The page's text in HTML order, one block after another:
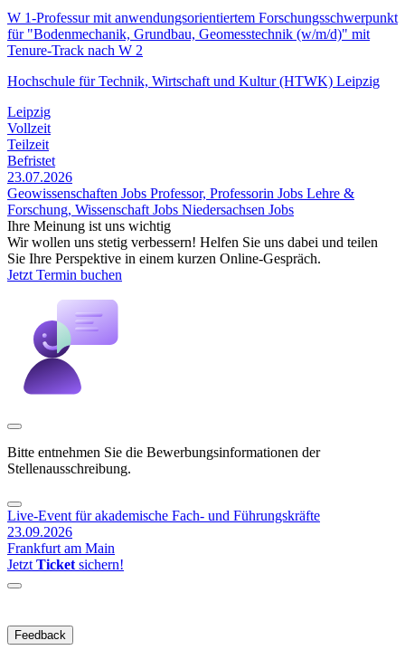
W 1-Professur mit anwendungsorientiertem Forschungsschwerpunkt
für "Bodenmechanik, Grundbau, Geomesstechnik (w/m/d)" mit
Tenure-Track nach W 2
Hochschule für Technik, Wirtschaft und Kultur (HTWK) Leipzig
Leipzig
Vollzeit
Teilzeit
Befristet
23.07.2026
Geowissenschaften Jobs Professor, Professorin Jobs Lehre &
Forschung, Wissenschaft Jobs Niedersachsen Jobs
Ihre Meinung ist uns wichtig
Wir wollen uns stetig verbessern! Helfen Sie uns dabei und teilen
Sie Ihre Perspektive in einem kurzen Online-Gespräch.
Jetzt Termin buchen
Bitte entnehmen Sie die Bewerbungsinformationen der
Stellenausschreibung.
Live-Event für akademische Fach- und Führungskräfte
23.09.2026
Frankfurt am Main
Jetzt Ticket sichern!
Feedback